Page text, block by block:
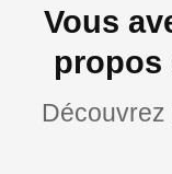
Vous
propos